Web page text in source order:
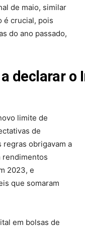
de maio, similar
é crucial, pois
do ano passado,
declarar o
limite de
de
regras obrigavam a
rendimentos
2023, e
que somaram
em bolsas de